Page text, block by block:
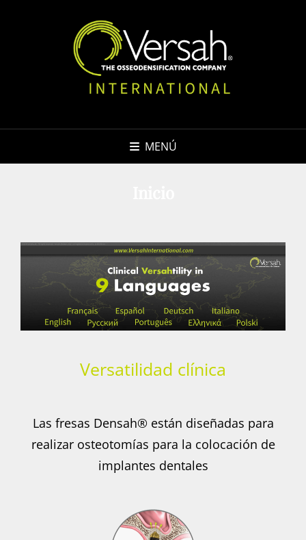
MENÚ
Versatilidad clínica
Las fresas Densah® están diseñadas para
realizar osteotomías para la colocación de
implantes dentales